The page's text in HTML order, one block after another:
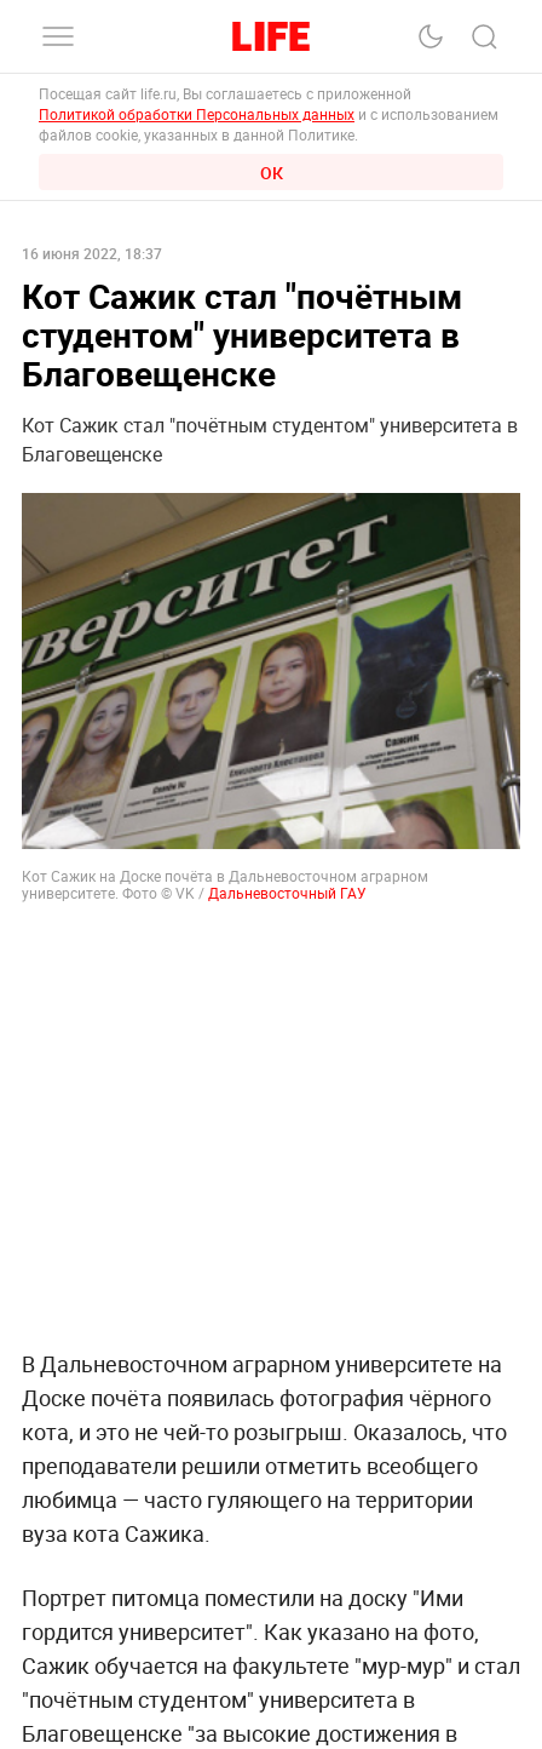
Посещая сайт life.ru, Вы соглашаетесь с приложенной
Политикой обработки Персональных данных и с использованием
файлов cookie, указанных в данной Политике.
ОК
16 июня 2022, 18:37
Кот Сажик стал "почётным
студентом" университета в
Благовещенске
Кот Сажик стал "почётным студентом" университета в
Благовещенске
Кот Сажик на Доске почёта в Дальневосточном аграрном
университете. Фото © VK / Дальневосточный ГАУ
В Дальневосточном аграрном университете на
Доске почёта появилась фотография чёрного
кота, и это не чей-то розыгрыш. Оказалось, что
преподаватели решили отметить всеобщего
любимца — часто гуляющего на территории
вуза кота Сажика.
Портрет питомца поместили на доску "Ими
гордится университет". Как указано на фото,
Сажик обучается на факультете "мур-мур" и стал
"почётным студентом" университета в
Благовещенске "за высокие достижения в